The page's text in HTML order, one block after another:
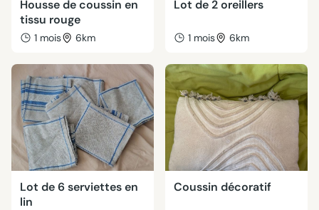
Housse de coussin en
tissu rouge
1 mois 6km
Lot de 2 oreillers
1 mois 6km
Lot de 6 serviettes en
lin
Coussin décoratif